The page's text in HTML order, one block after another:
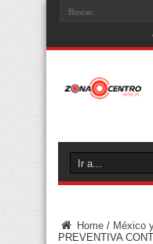
Home / México
PREVENTIVA